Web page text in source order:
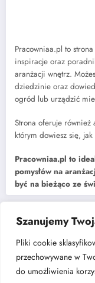
Szanujemy
Pliki cookie
przechowywane w
do umożliwienia
Pracowniaa.pl to
inspiracje oraz
aranżacji wnętrz.
dziedzinie oraz
ogród lub urządzić
Strona oferuje również
którym dowiesz się,
Pracowniaa.pl to
pomysłów na
być na bieżąco ze
Najnowsze
Jak dobrać
Kuchnia w
wychodzi z mody?